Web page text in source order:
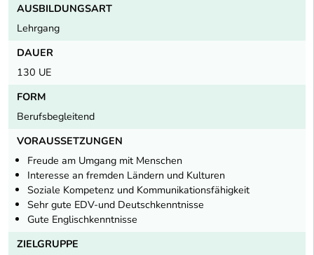
AUSBILDUNGSART
Lehrgang
DAUER
130 UE
FORM
Berufsbegleitend
VORAUSSETZUNGEN
Freude am Umgang mit Menschen
Interesse an fremden Ländern und Kulturen
Soziale Kompetenz und Kommunikationsfähigkeit
Sehr gute EDV-und Deutschkenntnisse
Gute Englischkenntnisse
ZIELGRUPPE